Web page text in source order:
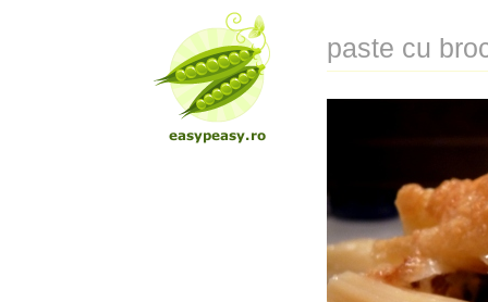
paste cu